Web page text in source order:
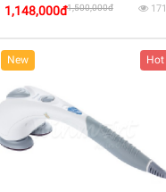
1,148,000đ1,500,000đ 171
New Hot